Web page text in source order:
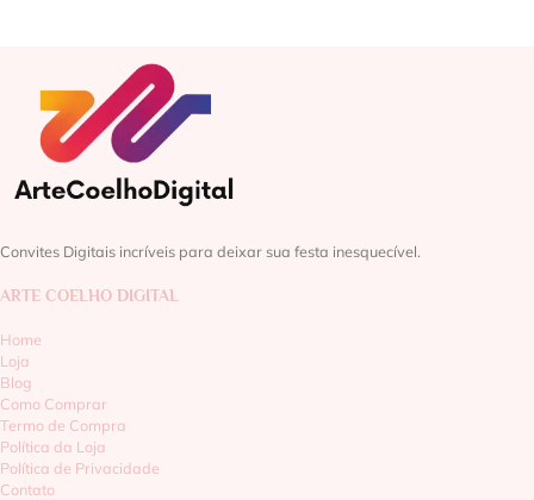
Convites Digitais incríveis para deixar sua festa inesquecível.
ARTE COELHO DIGITAL
Home
Loja
Blog
Como Comprar
Termo de Compra
Política da Loja
Política de Privacidade
Contato